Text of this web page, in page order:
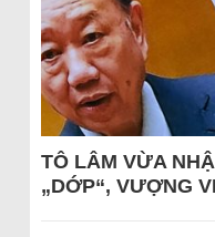
TÔ LÂM VỪA
„DỚP“, VƯỢNG